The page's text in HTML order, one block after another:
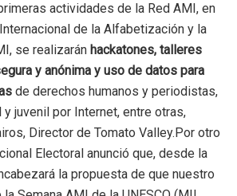
actividades de la Red AMI, en
de la Alfabetización y la
se realizarán hackatones, talleres
y anónima y uso de datos para
de derechos humanos y periodistas,
juvenil por Internet, entre otras,
Director de Tomato Valley.Por otro
Electoral anunció que, desde la
la propuesta de que nuestro